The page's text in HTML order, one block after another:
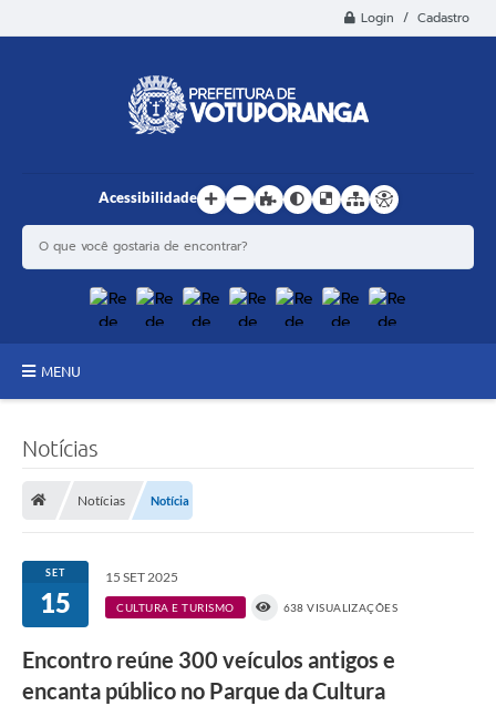
Login / Cadastro
Acessibilidade
MENU
A História
Notícias
Diário Oficial
Notícias
Notícias Notícia
SET
15
15 SET 2025
CULTURA E TURISMO 638 VISUALIZAÇÕES
Encontro reúne 300 veículos antigos e
encanta público no Parque da Cultura